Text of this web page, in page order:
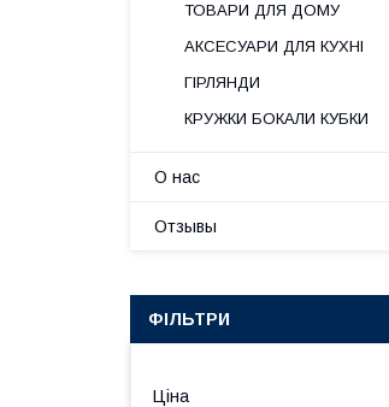
ТОВАРИ ДЛЯ ДОМУ
АКСЕСУАРИ ДЛЯ КУХНІ
ГІРЛЯНДИ
КРУЖКИ БОКАЛИ КУБКИ
О нас
Отзывы
ФІЛЬТРИ
Ціна